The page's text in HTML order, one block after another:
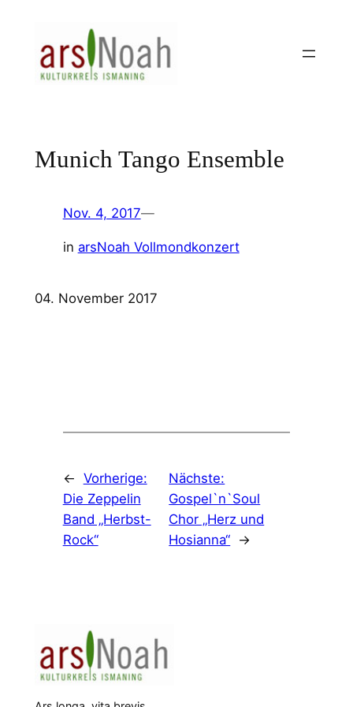
springen
Munich Tango Ensemble
Nov. 4, 2017—
in arsNoah Vollmondkonzert
04. November 2017
← Vorherige:
Die Zeppelin
Band „Herbst-
Rock“
Nächste:
Gospel`n`Soul
Chor „Herz und
Hosianna“ →